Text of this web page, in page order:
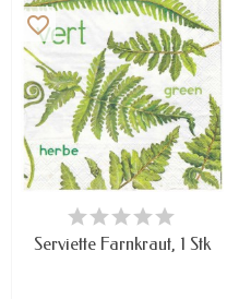
VERFÜGBAR
favorite_border
Serviette Farnkraut, 1 Stk